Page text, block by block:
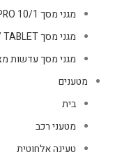
מגני מסך FULL 5D HD PRO 10/1
מגני מסך IPAD / TABLET
מגני מסך עדשות
מטענים
בית
מטעני רכב
טעינה אלחוטית